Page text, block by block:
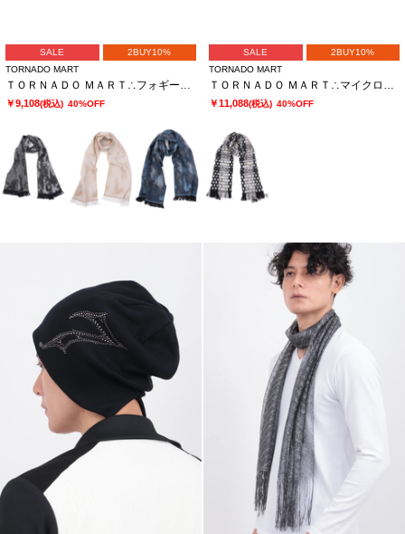
SALE
2BUY10%
TORNADO MART
ＴＯＲＮＡＤＯ ＭＡＲＴ∴フォギーレオパードジャガードストール
￥9,108(税込) 40%OFF
SALE
2BUY10%
TORNADO MART
ＴＯＲＮＡＤＯ ＭＡＲＴ∴マイクロツイードストール
￥11,088(税込) 40%OFF